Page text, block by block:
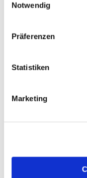
Notwendig
Präferenzen
Statistiken
MarketingDies